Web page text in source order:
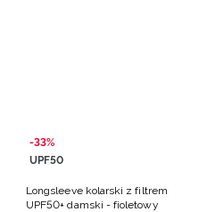
-33%
UPF50
Longsleeve kolarski z filtrem
UPF50+ damski - fioletowy